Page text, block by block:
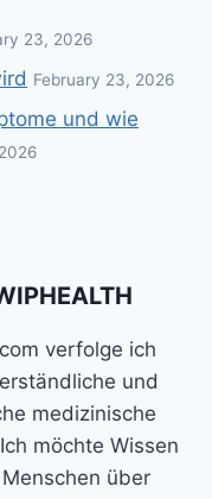
23, 2026
February 23, 2026
und wie
verfolge ich
und
medizinische
möchte Wissen
über